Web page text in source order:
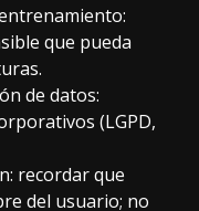
que pueda
de datos:
(LGPD,
recordar que
del usuario; no